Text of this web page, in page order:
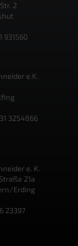
2
931560
e.K.
3254866
e. K.
21a
Erding
23397